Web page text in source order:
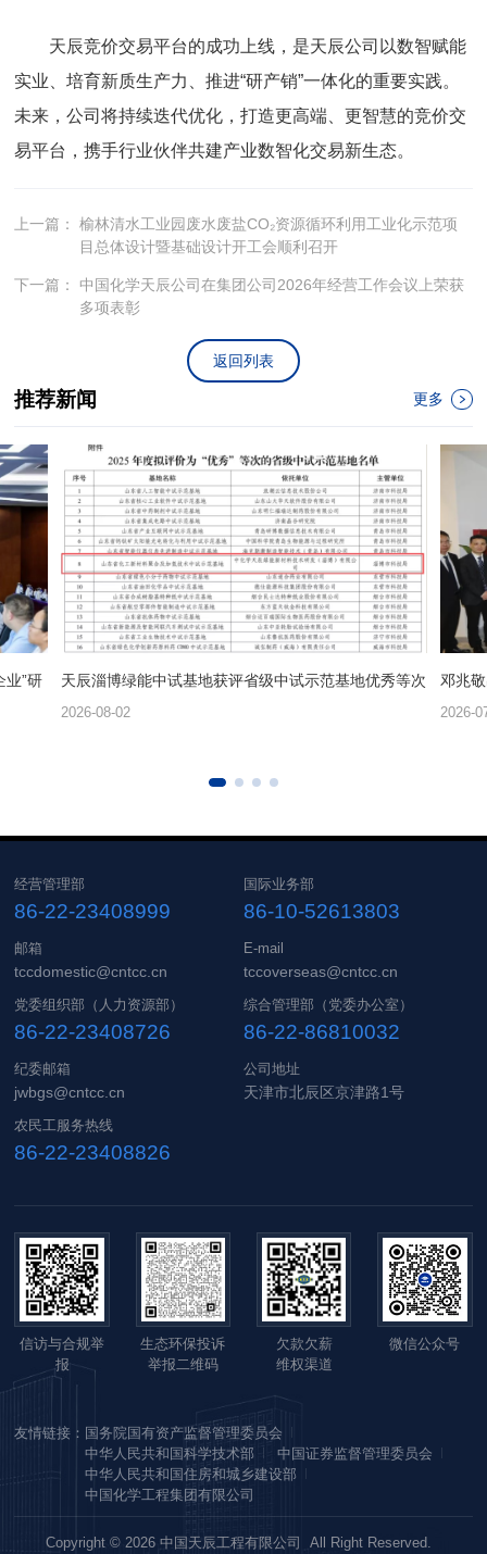
天辰竞价交易平台的成功上线，是天辰公司以数智赋能
实业、培育新质生产力、推进“研产销”一体化的重要实践。
未来，公司将持续迭代优化，打造更高端、更智慧的竞价交
易平台，携手行业伙伴共建产业数智化交易新生态。
上一篇：
榆林清水工业园废水废盐CO₂资源循环利用工业化示范项
目总体设计暨基础设计开工会顺利召开
下一篇：
中国化学天辰公司在集团公司2026年经营工作会议上荣获
多项表彰
返回列表
推荐新闻 更多
业”研 天辰淄博绿能中试基地获评省级中试示范基地优秀等次
2026-08-02
邓兆
2026-
经营管理部
86-22-23408999
邮箱
tccdomestic@cntcc.cn
国际业务部
86-10-52613803
E-mail
tccoverseas@cntcc.cn
党委组织部（人力资源部）
86-22-23408726
纪委邮箱
jwbgs@cntcc.cn
综合管理部（党委办公室）
86-22-86810032
公司地址
天津市北辰区京津路1号
农民工服务热线
86-22-23408826
信访与合规举
报
生态环保投诉
举报二维码
欠款欠薪
维权渠道
微信公众号
友情链接： 国务院国有资产监督管理委员会
中华人民共和国科学技术部
中国证券监督管理委员会
中华人民共和国住房和城乡建设部
中国化学工程集团有限公司
Copyright © 2026 中国天辰工程有限公司 All Right Reserved.